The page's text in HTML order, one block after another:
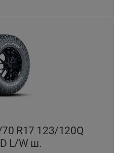
70 R17 123/120Q
L/W ш.